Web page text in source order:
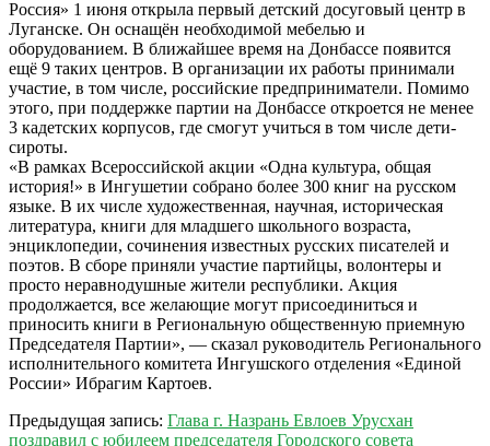
Россия» 1 июня открыла первый детский досуговый центр в
Луганске. Он оснащён необходимой мебелью и
оборудованием. В ближайшее время на Донбассе появится
ещё 9 таких центров. В организации их работы принимали
участие, в том числе, российские предприниматели. Помимо
этого, при поддержке партии на Донбассе откроется не менее
3 кадетских корпусов, где смогут учиться в том числе дети-
сироты.
«В рамках Всероссийской акции «Одна культура, общая
история!» в Ингушетии собрано более 300 книг на русском
языке. В их числе художественная, научная, историческая
литература, книги для младшего школьного возраста,
энциклопедии, сочинения известных русских писателей и
поэтов. В сборе приняли участие партийцы, волонтеры и
просто неравнодушные жители республики. Акция
продолжается, все желающие могут присоединиться и
приносить книги в Региональную общественную приемную
Председателя Партии», — сказал руководитель Регионального
исполнительного комитета Ингушского отделения «Единой
России» Ибрагим Картоев.
2022-
06-
Предыдущая запись: Глава г. Назрань Евлоев Урусхан
поздравил с юбилеем председателя Городского совета